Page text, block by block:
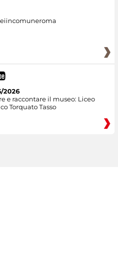
2026
e raccontare il museo: Liceo
Torquato Tasso